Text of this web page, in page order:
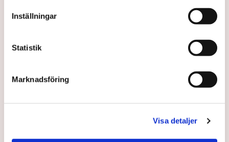
Inställningar
Statistik
Marknadsföring
Visa detaljer
regelverk för arbetsmarknaden och kompetensförsörjningen”,
Maria Malmer Stenergard tror att hon kommer att klara av att
− Förslagsutredningen har ju varit ute på remiss precis. Vi
kommer nu att bereda remissvaren och också den fortsatta
arbetsmarknaden. Så jag kommer att göra allt i min makt för
att säkerställa att vi inte får en kompetensbrist till följd av de